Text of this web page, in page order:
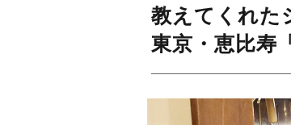
教えてくれた
東京・恵比寿